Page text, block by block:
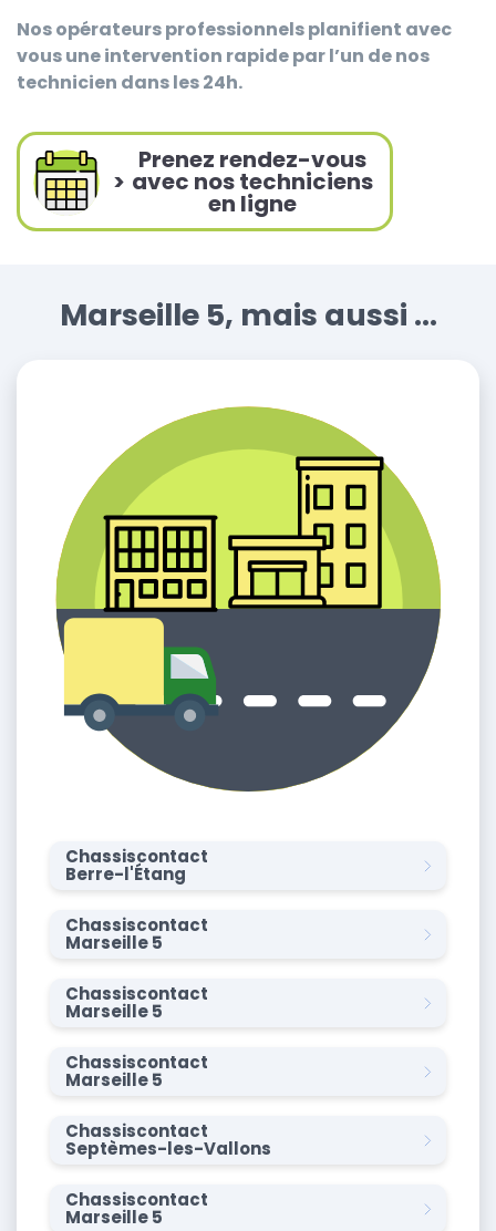
Nos opérateurs professionnels planifient avec
vous une intervention rapide par l’un de nos
technicien dans les 24h.
>
Prenez rendez-vous
avec nos techniciens
en ligne
Marseille 5, mais aussi ...
Chassiscontact
Berre-l'Étang
Chassiscontact
Marseille 5
Chassiscontact
Marseille 5
Chassiscontact
Marseille 5
Chassiscontact
Septèmes-les-Vallons
Chassiscontact
Marseille 5